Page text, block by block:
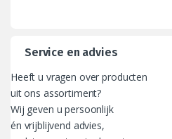
Service en advies
Heeft u vragen over producten
uit ons assortiment?
Wij geven u persoonlijk
én vrijblijvend advies,